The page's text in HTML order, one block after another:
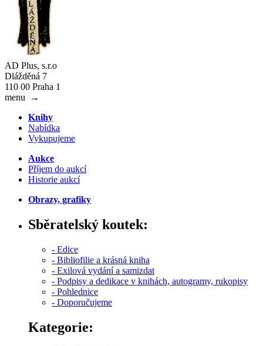
AD Plus, s.r.o
Dlážděná 7
110 00 Praha 1
menu
→
Knihy
Nabídka
Vykupujeme
Aukce
Příjem do aukcí
Historie aukcí
Obrazy, grafiky
Sběratelský koutek:
- Edice
- Bibliofilie a krásná kniha
- Exilová vydání a samizdat
- Podpisy a dedikace v knihách, autogramy, rukopisy
- Pohlednice
- Doporučujeme
Kategorie: